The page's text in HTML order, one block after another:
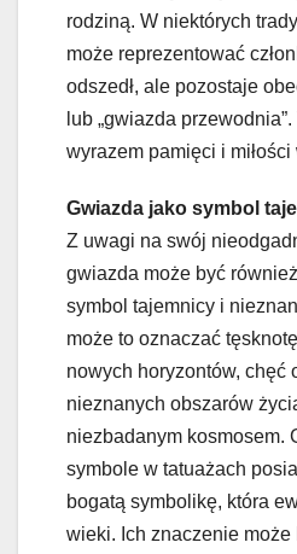
rodziną. W niektórych
może reprezentować
odszedł, ale pozostaje
lub „gwiazda
wyrazem pamięci i
Gwiazda jako symbol
Z uwagi na swój
gwiazda może być
symbol tajemnicy i
może to oznaczać
nowych horyzontów, chęć
nieznanych obszarów
niezbadanym kosmosem.
symbole w tatuażach
bogatą symbolikę, która
wieki. Ich znaczenie może